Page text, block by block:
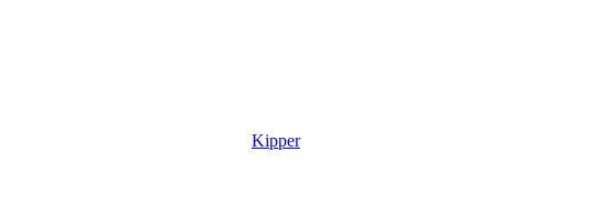
Kipper